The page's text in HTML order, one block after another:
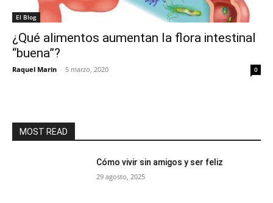
El Blog
¿Qué alimentos aumentan la flora intestinal
“buena”?
Raquel Marin - 5 marzo, 2020 0
MOST READ
Cómo vivir sin amigos y ser feliz
29 agosto, 2025